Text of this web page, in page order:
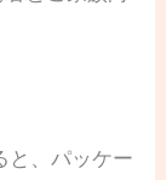
と、パッケー